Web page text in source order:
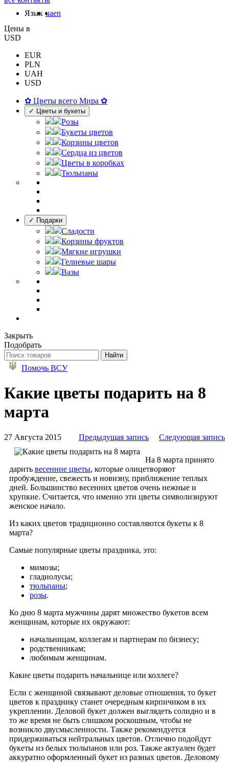
Язык uaen
Цены в
USD
EUR
PLN
UAH
USD
✿ Цветы всего Мира ✿
✓ Цветы и букеты
Розы
Букеты цветов
Корзины цветов
Сердца из цветов
Цветы в коробках
Тюльпаны
✓ Подарки
Сладости
Корзины фруктов
Мягкие игрушки
Гелиевые шары
Вазы
Закрыть
Подобрать
Помочь ВСУ
Какие цветы подарить на 8
марта
Предыдущая запись Следующая запись
27 Августа 2015
На 8 марта принято
дарить весенние цветы, которые олицетворяют
пробуждение, свежесть и новизну, приближение теплых
дней. Большинство весенних цветов очень нежные и
хрупкие. Считается, что именно эти цветы символизируют
женское начало.
Из каких цветов традиционно составляются букеты к 8
марта?
Самые популярные цветы праздника, это:
мимозы;
гладиолусы;
тюльпаны;
розы.
Ко дню 8 марта мужчины дарят множество букетов всем
женщинам, которые их окружают:
начальницам, коллегам и партнерам по бизнесу;
родственникам;
любимым женщинам.
Какие цветы подарить начальнице или коллеге?
Если с женщиной связывают деловые отношения, то букет
цветов к празднику станет очередным кирпичиком в их
укреплении. Деловой букет должен выглядеть солидно и в
то же время не быть слишком роскошным, чтобы не
возникло двусмысленности. Также рекомендуется
придерживаться нейтральных цветов. Отлично подойдут
букеты из белых тюльпанов или роз. Также актуален будет
аккуратно оформленный букет из разных цветов. Деловому